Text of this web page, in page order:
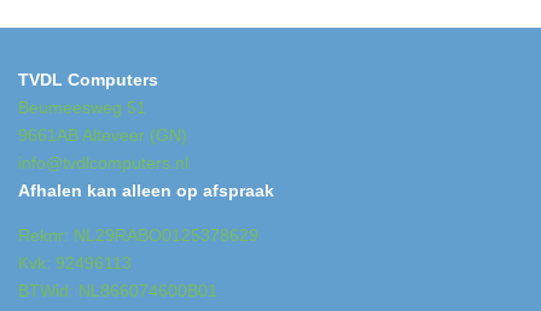
TVDL Computers
Beumeesweg 51
9661AB Alteveer (GN)
info@tvdlcomputers.nl
Afhalen kan alleen op afspraak
Reknr: NL29RABO0125378629
Kvk: 92496113
BTWid: NL866074600B01